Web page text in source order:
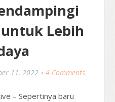
Lebih
11, 2022 4 Comments
– Sepertinya baru